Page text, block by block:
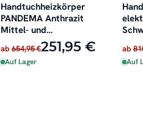
Handtuchheizkörper
PANDEMA Anthrazit
Mittel- und
Seitenanschluss
ab 654,95 €251,95 €
Auf Lager
ab
Auf